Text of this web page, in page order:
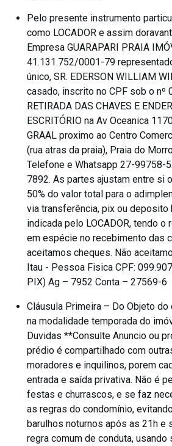
Pelo presente instrumento
como LOCADOR e assim
Empresa GUARAPARI PRAIA
41.131.752/0001-79
único, SR. EDERSON WILLIAM
casado, inscrito no CPF sob o nº
RETIRADA DAS CHAVES E
ESCRITÓRIO na Av Oceanica
GRAAL proximo ao Centro
(rua atras da praia), Praia do
Telefone e Whatsapp 27-99758-
7892. As partes ajustam entre si
50% do valor total para o
via transferência, pix ou deposito
indicada pelo LOCADOR, tendo o
em espécie no recebimento das
aceitamos cheques. Não
Itau - Pessoa Fisica CPF:
PIX) Ag – 7952 Conta – 27569-6
Cláusula Primeira – Do Objeto
na modalidade temporada do
Duvidas **Consulte Anuncio ou
prédio é compartilhado com
moradores e inquilinos, porem
entrada e saída privativa. Não é
festas e churrascos, e se faz
as regras do condomínio,
barulhos noturnos após as 21h e
regra comum de conduta, usando